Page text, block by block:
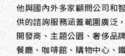
他與國內外多家顧問公司和
供的諮詢服務涵蓋範圍廣泛
開發商、主題公園、奢侈品
餐廳、咖啡館、購物中心、